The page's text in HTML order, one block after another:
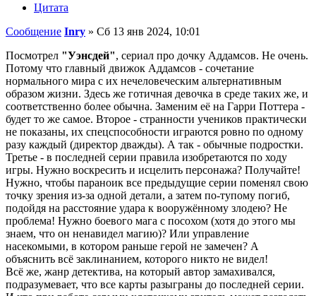
Цитата
Сообщение Inry » Сб 13 янв 2024, 10:01
Посмотрел "Уэнсдей", сериал про дочку Аддамсов. Не очень.
Потому что главный движок Аддамсов - сочетание
нормального мира с их нечеловеческим альтернативным
образом жизни. Здесь же готичная девочка в среде таких же, и
соответственно более обычна. Заменим её на Гарри Поттера -
будет то же самое. Второе - странности учеников практически
не показаны, их спецспособности играются ровно по одному
разу каждый (директор дважды). А так - обычные подростки.
Третье - в последней серии правила изобретаются по ходу
игры. Нужно воскресить и исцелить персонажа? Получайте!
Нужно, чтобы параноик все предыдущие серии поменял свою
точку зрения из-за одной детали, а затем по-тупому погиб,
подойдя на расстояние удара к вооружённому злодею? Не
проблема! Нужно боевого мага с посохом (хотя до этого мы
знаем, что он ненавидел магию)? Или управление
насекомыми, в котором раньше герой не замечен? А
объяснить всё заклинанием, которого никто не видел!
Всё же, жанр детектива, на который автор замахивался,
подразумевает, что все карты разыграны до последней серии.